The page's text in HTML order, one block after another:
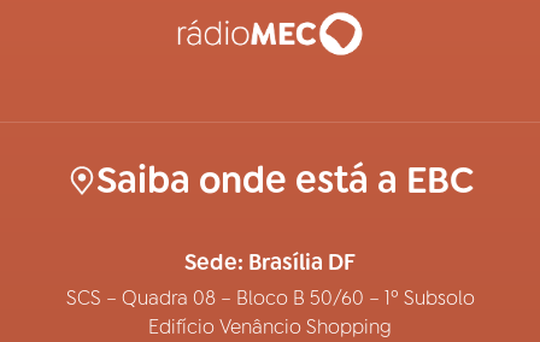
Saiba onde está a EBC
Sede: Brasília DF
SCS – Quadra 08 – Bloco B 50/60 – 1º Subsolo
Edifício Venâncio Shopping